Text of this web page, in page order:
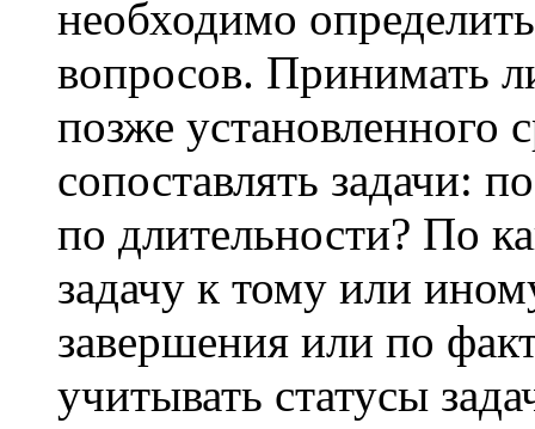
необходимо
вопросов. Принимать
позже установленного
сопоставлять задачи:
по длительности? По
задачу к тому или
завершения или по
учитывать статусы